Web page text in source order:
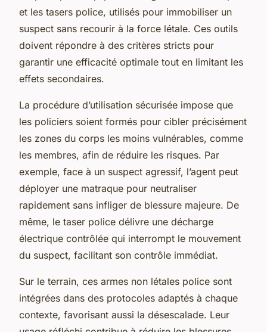
et les tasers police, utilisés pour immobiliser un
suspect sans recourir à la force létale. Ces outils
doivent répondre à des critères stricts pour
garantir une efficacité optimale tout en limitant les
effets secondaires.
La procédure d’utilisation sécurisée impose que
les policiers soient formés pour cibler précisément
les zones du corps les moins vulnérables, comme
les membres, afin de réduire les risques. Par
exemple, face à un suspect agressif, l’agent peut
déployer une matraque pour neutraliser
rapidement sans infliger de blessure majeure. De
même, le taser police délivre une décharge
électrique contrôlée qui interrompt le mouvement
du suspect, facilitant son contrôle immédiat.
Sur le terrain, ces armes non létales police sont
intégrées dans des protocoles adaptés à chaque
contexte, favorisant aussi la désescalade. Leur